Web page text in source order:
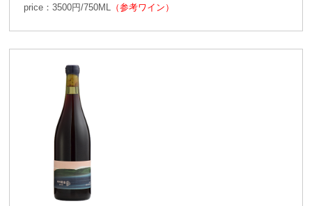
price：3500円/750ML （参考ワイン）